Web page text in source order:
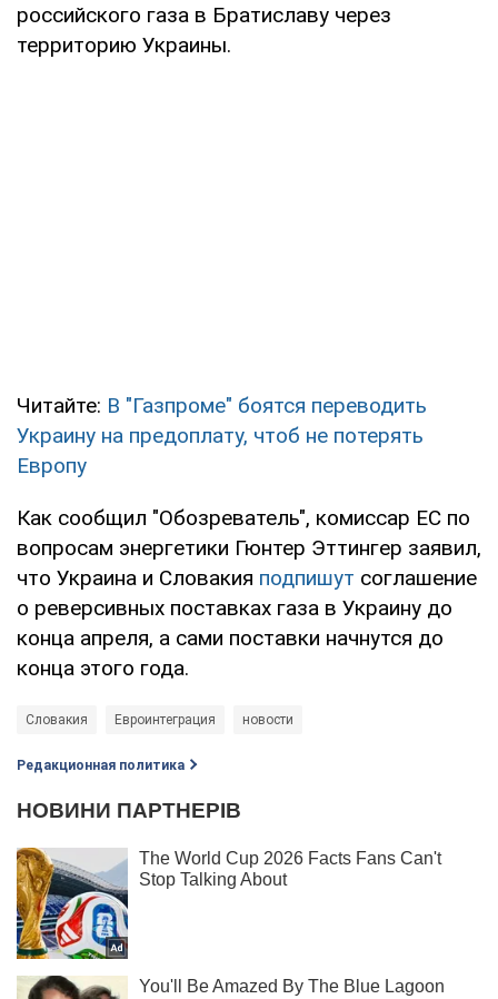
российского газа в Братиславу через
территорию Украины.
Читайте: В "Газпроме" боятся переводить
Украину на предоплату, чтоб не потерять
Европу
Как сообщил "Обозреватель", комиссар ЕС по
вопросам энергетики Гюнтер Эттингер заявил,
что Украина и Словакия подпишут соглашение
о реверсивных поставках газа в Украину до
конца апреля, а сами поставки начнутся до
конца этого года.
Словакия Евроинтеграция новости
Редакционная политика